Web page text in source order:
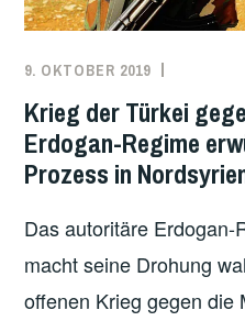
9. OKTOBER 2019
EUROPA
SYRIEN ,
TÜRKEI
Krieg der Türkei
Erdogan-Regime
Prozess in
Das autoritäre Erdogan-
macht seine Drohung
offenen Krieg gegen die